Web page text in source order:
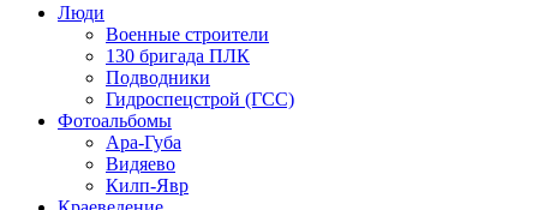
Люди
Военные строители
130 бригада ПЛК
Подводники
Гидроспецстрой (ГСС)
Фотоальбомы
Ара-Губа
Видяево
Килп-Явр